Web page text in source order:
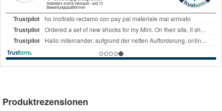
Produktrezensionen